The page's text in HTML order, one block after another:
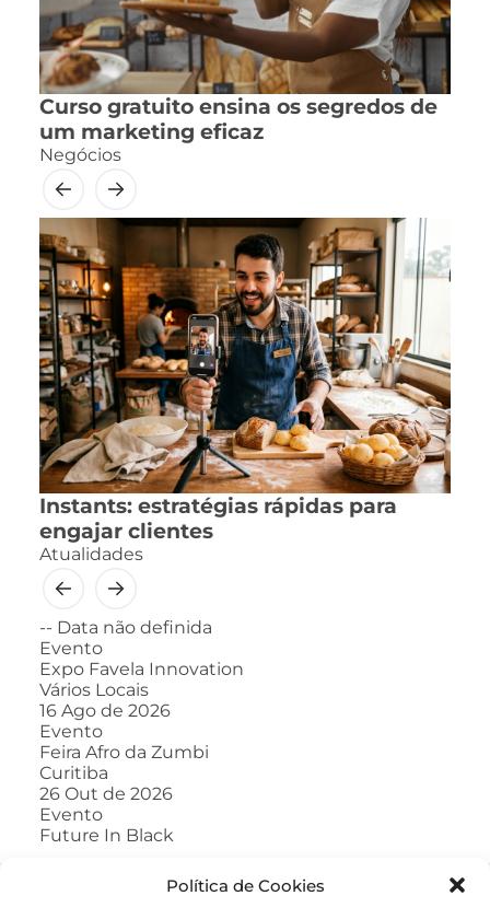
Política de Cookies
Curso gratuito ensina os segredos de
um marketing eficaz
Negócios
Instants: estratégias rápidas para
engajar clientes
Atualidades
-- Data não definida
Evento
Expo Favela Innovation
Vários Locais
16 Ago de 2026
Evento
Feira Afro da Zumbi
Curitiba
26 Out de 2026
Evento
Future In Black